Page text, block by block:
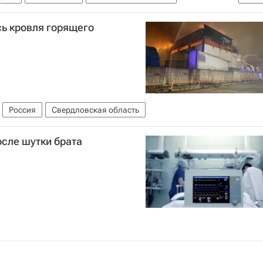
Дмитрий Медведев
Сергей Миронов
Антон Морозов
кровля горящего
Россия Свердловская область
шутки брата